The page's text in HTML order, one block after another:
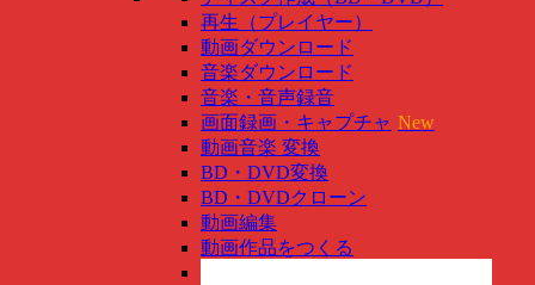
再生（プレイヤー）
動画ダウンロード
音楽ダウンロード
音楽・音声録音
画面録画・キャプチャ New
動画音楽 変換
BD・DVD変換
BD・DVDクローン
動画編集
動画作品をつくる